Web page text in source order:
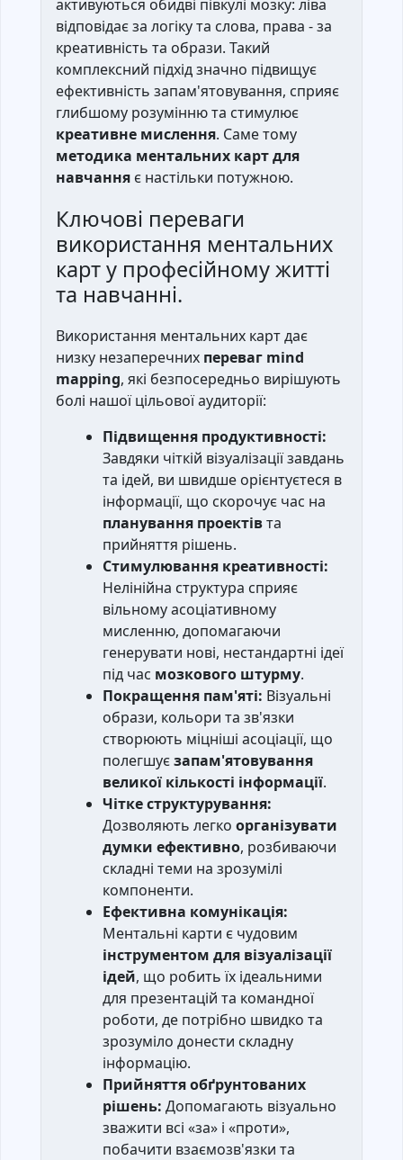
активуються обидві півкулі мозку: ліва
відповідає за логіку та слова, права - за
креативність та образи. Такий
комплексний підхід значно підвищує
ефективність запам'ятовування, сприяє
глибшому розумінню та стимулює
креативне мислення. Саме тому
методика ментальних карт для
навчання є настільки потужною.
Ключові переваги
використання ментальних
карт у професійному житті
та навчанні.
Використання ментальних карт дає
низку незаперечних переваг mind
mapping, які безпосередньо вирішують
болі нашої цільової аудиторії:
Підвищення продуктивності:
Завдяки чіткій візуалізації завдань
та ідей, ви швидше орієнтуєтеся в
інформації, що скорочує час на
планування проектівта
прийняття рішень.
Стимулювання креативності:
Нелінійна структура сприяє
вільному асоціативному
мисленню, допомагаючи
генерувати нові, нестандартні ідеї
під час мозкового штурму.
Покращення пам'яті: Візуальні
образи, кольори та зв'язки
створюють міцніші асоціації, що
полегшуєзапам'ятовування
великої кількості інформації.
Чітке структурування:
Дозволяють легко організувати
думки ефективно, розбиваючи
складні теми на зрозумілі
компоненти.
Ефективна комунікація:
Ментальні карти є чудовим
інструментом для візуалізації
ідей, що робить їх ідеальними
для презентацій та командної
роботи, де потрібно швидко та
зрозуміло донести складну
інформацію.
Прийняття обґрунтованих
рішень: Допомагають візуально
зважити всі «за» і «проти»,
побачити взаємозв'язки та